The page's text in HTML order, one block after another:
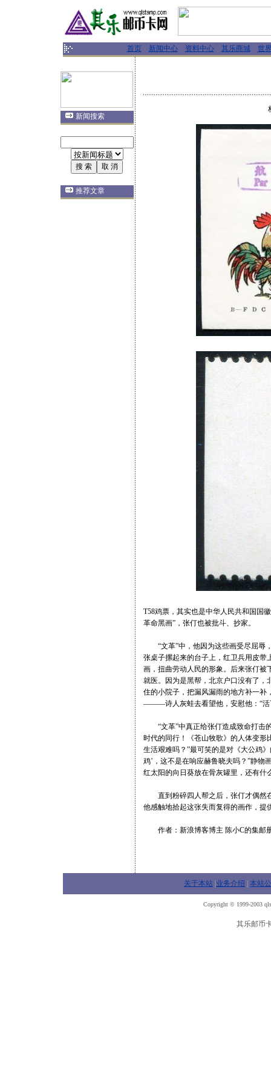
首页 新闻中心 资料中心 其乐商城 世
新闻搜索
推荐文章
T58鸡票，其实也是中华人民共和国国
革命黑画”，张仃也被批斗、抄家。
“文革”中，他因为这些画受尽屈辱，
张桌子摞起来的台子上，红卫兵用皮带
画，扭曲劳动人民的形象。后来张仃被
就医。因为是黑帮，北京户口没有了，
住的小院子，把漏风漏雨的地方补一补
———诗人灰蛙去看望他，安慰他：“活
“文革”中真正给张仃造成致命打击的
时代的同行！《苍山牧歌》的人体变形
生活艰难吗？”最可笑的是对《大公鸡
鸡’，这不是在响应赫鲁晓夫吗？”静物
红太阳的向日葵放在骨灰罐里，还有什
直到粉碎四人帮之后，张仃才偶然在
他感触地拾起这张失而复得的画作，提
作者：新浪博客博主 陈小C的集邮
关于本站 业务介绍 本站
Copyright © 1999-2003
其乐邮币